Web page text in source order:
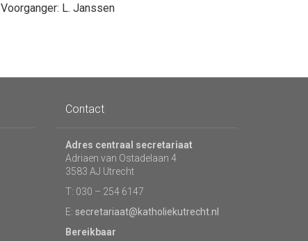
Voorganger: L. Janssen
Contact
Adres centraal secretariaat
Adriaen van Ostadelaan 4
3583 AJ Utrecht
T: 030 – 254 6147
E: secretariaat@katholiekutrecht.nl
Bereikbaar